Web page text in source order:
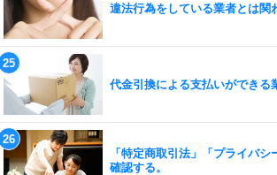
違法行為をしている業者とは関
代金引換による支払いができる
「特定商取引法」「プライバ
確認する。